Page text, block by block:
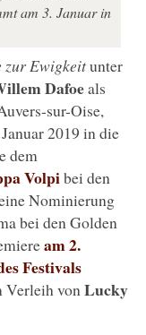
am 3. Januar in
zur Ewigkeitunter
Dafoeals
sur-Oise,
2019 in die
dem
Volpibei den
Nominierung
bei den Golden
am 2.
Festivals
Verleih von Lucky